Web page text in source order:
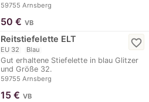
59755 Arnsberg
50 € VB
Reitstiefelette ELT
EU 32 Blau
Gut erhaltene Stiefelette in blau Glitzer
und Größe 32.
59755 Arnsberg
favorite_border
15 € VB